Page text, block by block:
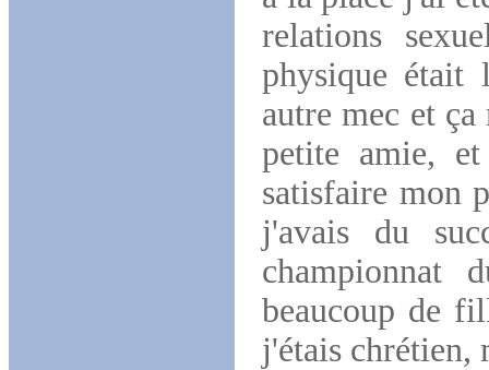
relations
physique était
autre mec et
petite amie,
satisfaire mon
j'avais du
championnat
beaucoup de
j'étais chrétien,